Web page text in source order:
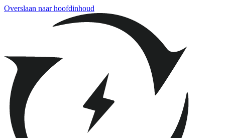
Overslaan naar hoofdinhoud